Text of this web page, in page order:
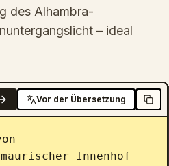
des Alhambra-
– ideal
Vor der Übersetzung
Innenhof